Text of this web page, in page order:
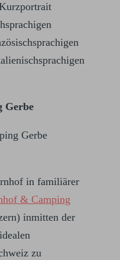
Gerbe
in familiärer
& Camping
inmitten der
zu